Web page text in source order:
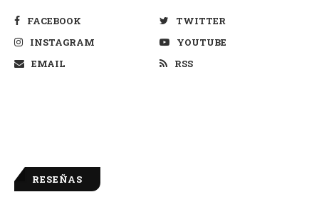
FACEBOOK
TWITTER
INSTAGRAM
YOUTUBE
EMAIL
RSS
RESEÑAS